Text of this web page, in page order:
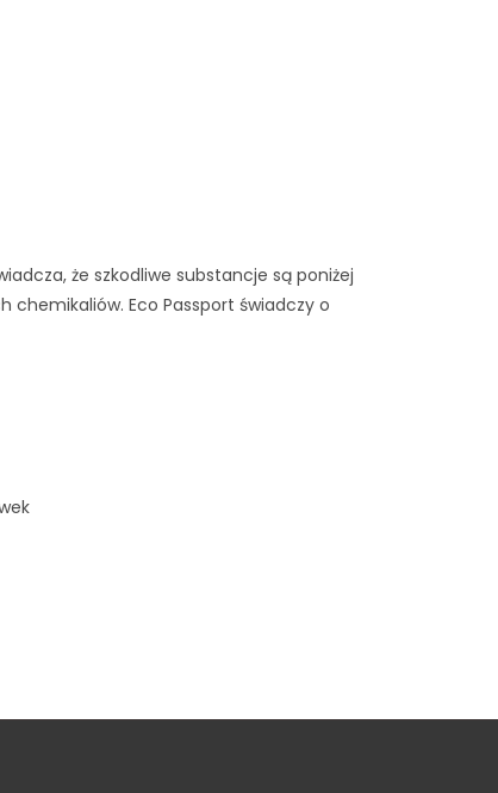
że ​​szkodliwe substancje są poniżej
chemikaliów. Eco Passport świadczy o